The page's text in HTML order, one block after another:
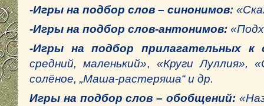
-Игры на подбор слов – синонимов:
-Игры на подбор слов-антонимов:
-Игры на подбор прилагательных
средний, маленький», «Круги Луллия»,
солёное, „Маша-растеряша“ и др.
Игры на подбор слов – обобщений: